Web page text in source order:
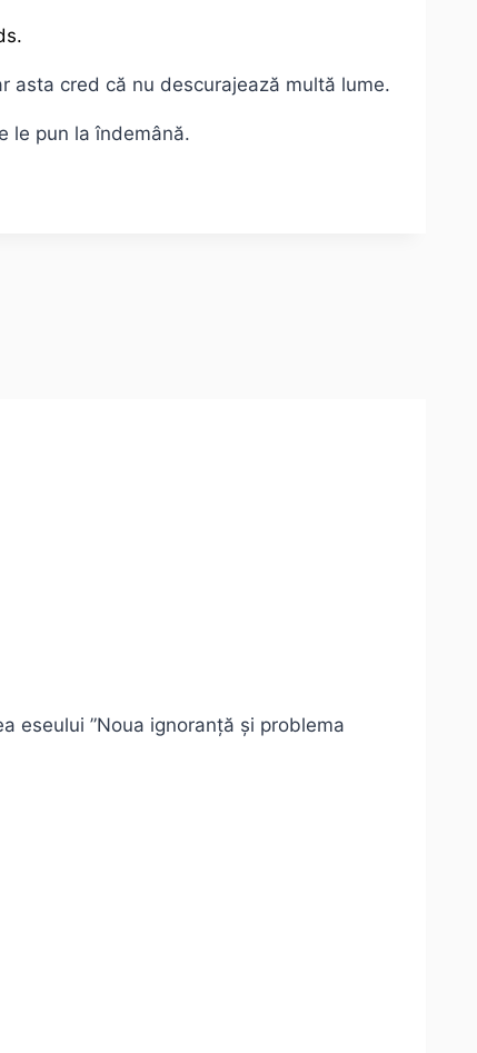
asta cred că nu descurajează multă lume.
le pun la îndemână.
eseului ”Noua ignoranță și problema